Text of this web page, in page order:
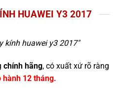
HUAWEI Y3 2017
kính huawei y3 2017"
chính hãng, có xuất xứ rõ ràng
hành 12 tháng.